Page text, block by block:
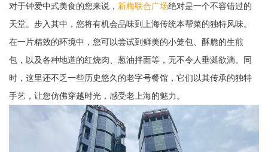
对于钟爱中式美食的您来说， 新梅联合广场绝对是一个不容错过的
天堂。步入其中，您将有机会品味到上海传统本帮菜的独特风味。
在一片精致的环境中，您可以尝试到鲜美的小笼包、酥脆的生煎
包，以及各种地道的红烧肉、葱油拌面等，无不令人垂涎欲滴。同
时，这里还不乏一些历史悠久的老字号餐馆，它们以其传承的独特
手艺，让您仿佛穿越时光，感受老上海的魅力。